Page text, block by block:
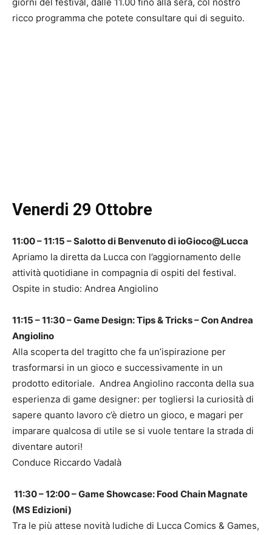
ricco programma che potete consultare qui di seguito.
Venerdi 29 Ottobre
11:00 – 11:15 – Salotto di Benvenuto di ioGioco@Lucca
Apriamo la diretta da Lucca con l’aggiornamento delle
attività quotidiane in compagnia di ospiti del festival.
Ospite in studio: Andrea Angiolino
11:15 – 11:30 – Game Design: Tips & Tricks – Con Andrea
Angiolino
Alla scoperta del tragitto che fa un’ispirazione per
trasformarsi in un gioco e successivamente in un
prodotto editoriale. Andrea Angiolino racconta della sua
esperienza di game designer: per togliersi la curiosità di
sapere quanto lavoro c’è dietro un gioco, e magari per
imparare qualcosa di utile se si vuole tentare la strada di
diventare autori!
Conduce Riccardo Vadalà
11:30 – 12:00 – Game Showcase: Food Chain Magnate
(MS Edizioni)
Tra le più attese novità ludiche di Lucca Comics & Games,